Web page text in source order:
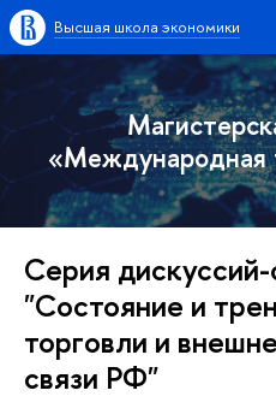
Высшая школа экономики
«Международная
Серия
"Состояние и
торговли и
связи РФ"